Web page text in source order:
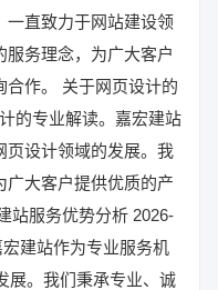
一直致力于网站建设领
务理念，为广大客户
合作。 关于网页设计的
的专业解读。嘉宏建站
页设计领域的发展。我
广大客户提供优质的产
站服务优势分析 2026-
建站作为专业服务机
展。我们秉承专业、诚